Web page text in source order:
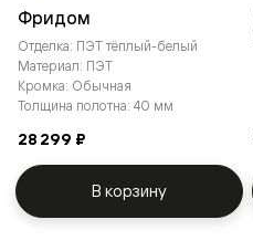
Фридом
Отделка: ПЭТ тёплый-белый
Материал: ПЭТ
Кромка: Обычная
Толщина полотна: 40 мм
28 299 ₽
В корзину